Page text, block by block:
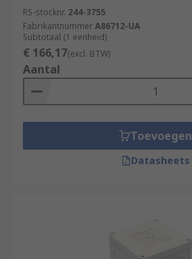
RS-stocknr. 244-3755
FabrikantnummerA86712-UA
Subtotaal (1 eenheid)
€ 166,17(excl. BTW)
Aantal
Toevoegen
Datasheets